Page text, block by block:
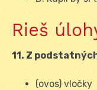
Rieš
11. Z
(ovos) vločky